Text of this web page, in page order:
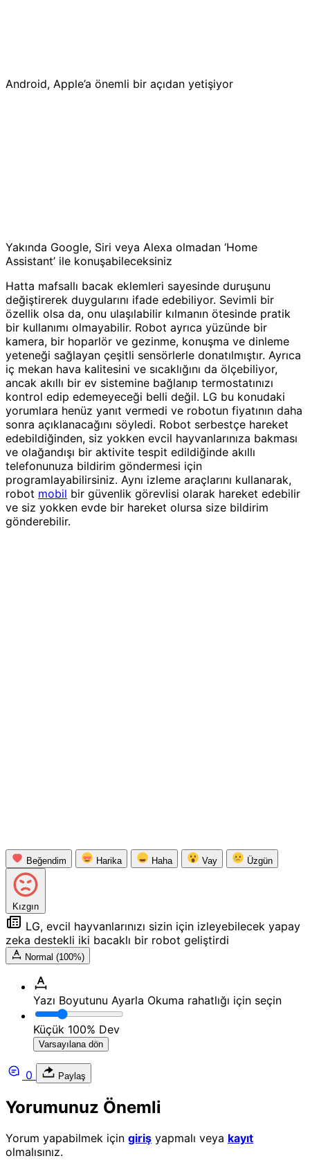
Android, Apple’a önemli bir açıdan yetişiyor
Yakında Google, Siri veya Alexa olmadan ‘Home
Assistant’ ile konuşabileceksiniz
Hatta mafsallı bacak eklemleri sayesinde duruşunu
değiştirerek duygularını ifade edebiliyor. Sevimli bir
özellik olsa da, onu ulaşılabilir kılmanın ötesinde pratik
bir kullanımı olmayabilir. Robot ayrıca yüzünde bir
kamera, bir hoparlör ve gezinme, konuşma ve dinleme
yeteneği sağlayan çeşitli sensörlerle donatılmıştır. Ayrıca
iç mekan hava kalitesini ve sıcaklığını da ölçebiliyor,
ancak akıllı bir ev sistemine bağlanıp termostatınızı
kontrol edip edemeyeceği belli değil. LG bu konudaki
yorumlara henüz yanıt vermedi ve robotun fiyatının daha
sonra açıklanacağını söyledi. Robot serbestçe hareket
edebildiğinden, siz yokken evcil hayvanlarınıza bakması
ve olağandışı bir aktivite tespit edildiğinde akıllı
telefonunuza bildirim göndermesi için
programlayabilirsiniz. Aynı izleme araçlarını kullanarak,
robot mobil bir güvenlik görevlisi olarak hareket edebilir
ve siz yokken evde bir hareket olursa size bildirim
gönderebilir.
Beğendim Harika Haha Vay Üzgün
Kızgın
LG, evcil hayvanlarınızı sizin için izleyebilecek yapay
zeka destekli iki bacaklı bir robot geliştirdi
Normal (100%)
Yazı Boyutunu Ayarla Okuma rahatlığı için seçin
Küçük 100% Dev
Varsayılana dön
0 Paylaş
Yorumunuz Önemli
Yorum yapabilmek için giriş yapmalı veya kayıt
olmalısınız.